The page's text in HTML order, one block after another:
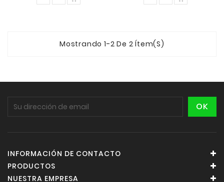
Mostrando 1-2 De 2 Ítem(s)
INFORMACIÓN DE CONTACTO
PRODUCTOS
NUESTRA EMPRESA